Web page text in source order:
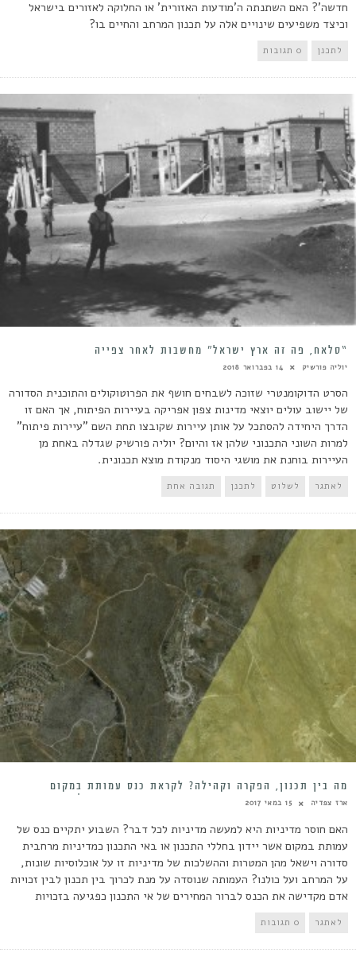
חדשה'? האם השתנתה ה'מודעות האזורית' או החלוקה לאזורים בישראל
וכיצד משפיעים שינויים אלה על תכנון המרחב והחיים בו?
לתכנן 0 תגובות
“סלאח, פה זה ארץ ישראל” מחשבות לאחר צפייה
יוליה פורשיק 14 בפברואר 2018
הסרט הדוקומנטרי שזוכה לשבחים חושף את הפרוטוקולים והתוכנית הסדורה
של יישוב עולים יוצאי מדינות צפון אפריקה בעיירות הפיתוח, אך האם זו
הדרך היחידה להסתכל על אותן עיירות שקובצו תחת השם "עיירות פיתוח"
למרות השוני התכנוני שלהן אז והיום? יוליה פורשיק שגדלה באחת מן
העיירות בוחנת את מושגי היסוד מנקודת מוצא תכנונית.
לאתגר לשלוט לתכנן תגובה אחת
מה בין תכנון, הפקרה וקהילה? לקראת כנס עמותת בׅמקום
ארז צפדיה 15 במאי 2017
האם חוסר מדיניות היא למעשה מדיניות לכל דבר? השבוע יתקיים כנס של
עמותת במקום אשר יידון בחללי התכנון או באי התכנון כמדיניות מרחבית
סדורה וישאל מהן המטרות וההשלכות של מדיניות זו על אוכלוסיות שונות,
על המרחב ועל כולנו? העמותה שנוסדה על מנת לכרוך בין תכנון לבין זכויות
אדם מקדישה את הכנס לברור המחירים של אי התכנון כפגיעה בזכויות
לאתגר 0 תגובות